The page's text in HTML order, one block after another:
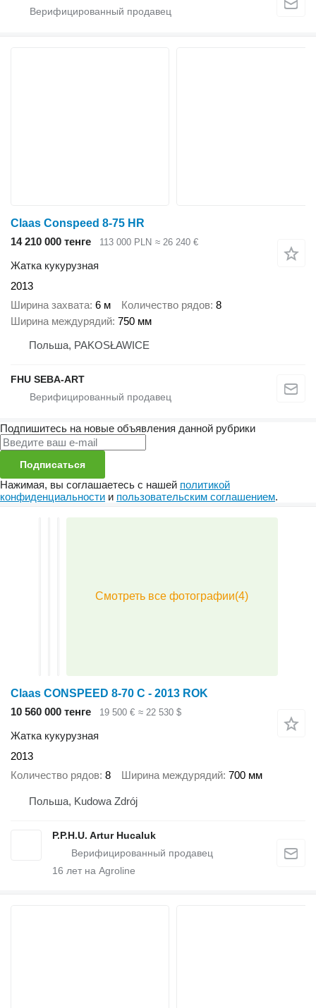
Claas Conspeed 8-75 HR
14 210 000 тенге
113 000 PLN ≈ 26 240 €
Жатка кукурузная
2013
Ширина захвата 6 м Количество рядов 8
Ширина междурядий 750 мм
Польша, PAKOSŁAWICE
FHU SEBA-ART
Подпишитесь на новые объявления данной рубрики
Подписаться
Нажимая, вы соглашаетесь с нашей политикой
конфиденциальности и пользовательским соглашением.
Claas CONSPEED 8-70 C - 2013 ROK
10 560 000 тенге
19 500 € ≈ 22 530 $
Жатка кукурузная
2013
Количество рядов 8 Ширина междурядий 700 мм
Польша, Kudowa Zdrój
P.P.H.U. Artur Hucaluk
16 лет на Agroline